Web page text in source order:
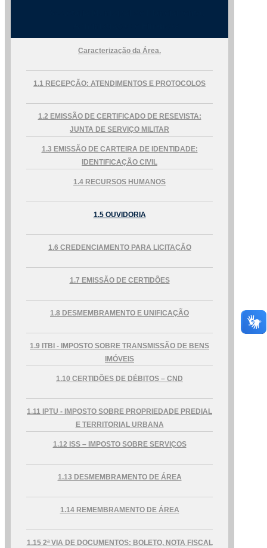
Fale conosco
Nome*
E-mail*
Cidade/Estado
Assunto*
...Ou se preferir
Ligue para nós
Tel: (77) 99982-9624
E-mail
pmburitirama@gmail.com
Ou seja atendido presencialmente
horas.
Avenida Buriti, nº 291 - Centro
Caracterização da Área.
1.1 RECEPÇÃO: ATENDIMENTOS E PROTOCOLOS
1.2 EMISSÃO DE CERTIFICADO DE RESEVISTA:
JUNTA DE SERVIÇO MILITAR
1.3 EMISSÃO DE CARTEIRA DE IDENTIDADE:
IDENTIFICAÇÃO CIVIL
1.4 RECURSOS HUMANOS
1.5 OUVIDORIA
1.6 CREDENCIAMENTO PARA LICITAÇÃO
1.7 EMISSÃO DE CERTIDÕES
1.8 DESMEMBRAMENTO E UNIFICAÇÃO
1.9 ITBI - IMPOSTO SOBRE TRANSMISSÃO DE BENS
IMÓVEIS
1.10 CERTIDÕES DE DÉBITOS – CND
1.11 IPTU - IMPOSTO SOBRE PROPRIEDADE PREDIAL
E TERRITORIAL URBANA
1.12 ISS – IMPOSTO SOBRE SERVIÇOS
1.13 DESMEMBRAMENTO DE ÁREA
1.14 REMEMBRAMENTO DE ÁREA
1.15 2ª VIA DE DOCUMENTOS: BOLETO, NOTA FISCAL